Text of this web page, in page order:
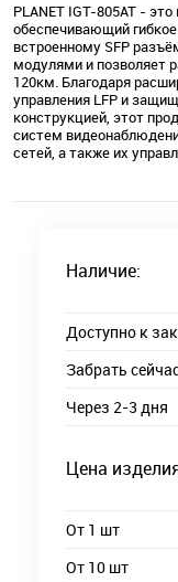
PLANET IGT-805AT -
обеспечивающий
встроенному SFP
модулями и позволяет
120км. Благодаря
управления LFP и
конструкцией, этот
систем
сетей, а также их
Наличие:
Доступно к
Забрать
Через 2-3 дня
Цена
От 1 шт
От 10 шт